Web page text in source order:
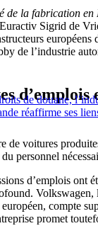
de la fabrication en
Sigrid de
européens
de l’industrie
de douane,
réaffirme ses
d’emplois
de voitures
personnel
d’emplois ont
Volkswagen,
compte
promet